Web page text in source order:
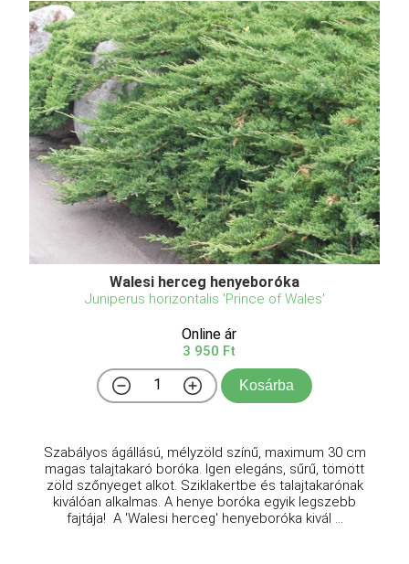
Walesi herceg henyeboróka
Juniperus horizontalis 'Prince of Wales'
Online ár
3 950 Ft
Kosárba
Szabályos ágállású, mélyzöld színű, maximum 30 cm
magas talajtakaró boróka. Igen elegáns, sűrű, tömött
zöld szőnyeget alkot. Sziklakertbe és talajtakarónak
kiválóan alkalmas. A henye boróka egyik legszebb
fajtája! A 'Walesi herceg' henyeboróka kivál ...